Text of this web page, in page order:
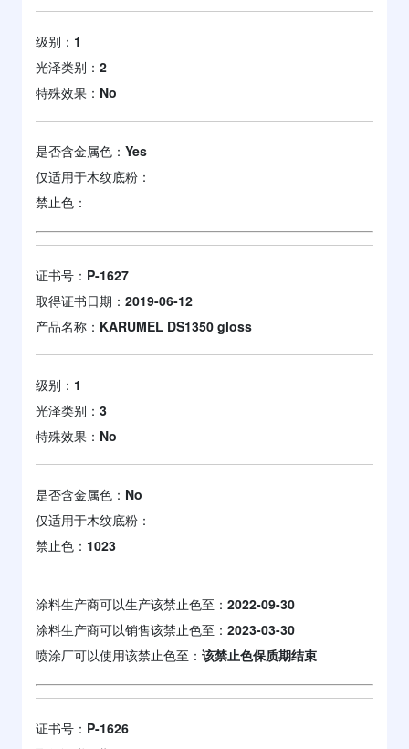
级别： 1
光泽类别： 2
特殊效果： No
是否含金属色： Yes
仅适用于木纹底粉：
禁止色：
证书号： P-1627
取得证书日期： 2019-06-12
产品名称： KARUMEL DS1350 gloss
级别： 1
光泽类别： 3
特殊效果： No
是否含金属色： No
仅适用于木纹底粉：
禁止色： 1023
涂料生产商可以生产该禁止色至： 2022-09-30
涂料生产商可以销售该禁止色至： 2023-03-30
喷涂厂可以使用该禁止色至： 该禁止色保质期结束
证书号： P-1626